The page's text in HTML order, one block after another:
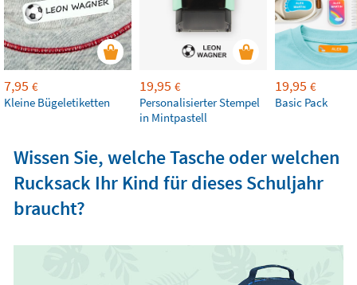
7,95 €
Kleine Bügeletiketten
19,95 €
Personalisierter Stempel
in Mintpastell
19,95 €
Basic Pack
Wissen Sie, welche Tasche oder welchen
Rucksack Ihr Kind für dieses Schuljahr
braucht?